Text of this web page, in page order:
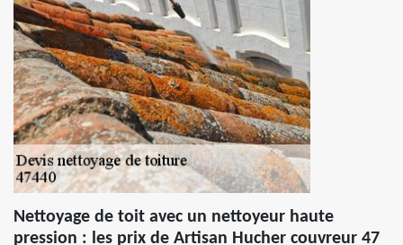
Nettoyage de toit avec un nettoyeur haute
pression : les prix de Artisan Hucher couvreur 47